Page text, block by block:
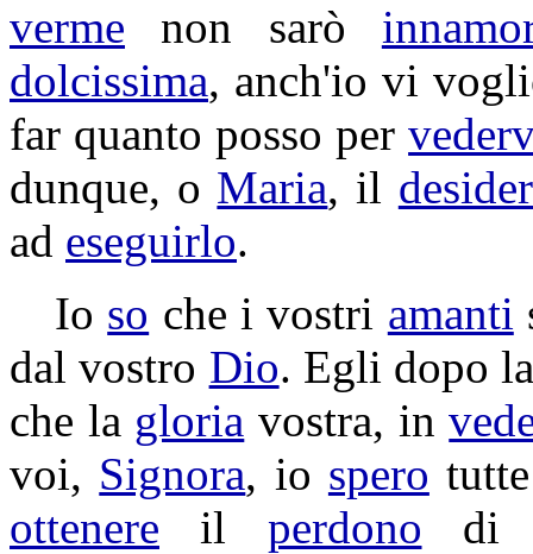
verme non sarò
dolcissima, anch'io vi
far quanto posso per
dunque, o Maria, il
ad eseguirlo.
Io so che i vostri amanti
dal vostro Dio. Egli dopo
che la gloria vostra, in
voi, Signora, io spero
ottenere il perdono di